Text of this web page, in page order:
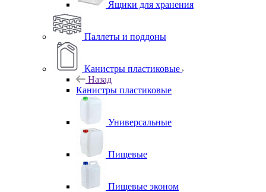
Ящики для хранения
Паллеты и поддоны
Канистры пластиковые
Назад
Канистры пластиковые
Универсальные
Пищевые
Пищевые эконом